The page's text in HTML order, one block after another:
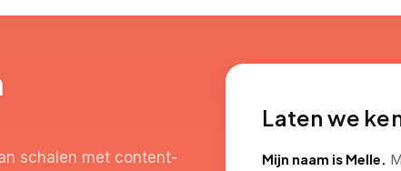
schalen met content-
Laten we
Mijn naam is Melle.